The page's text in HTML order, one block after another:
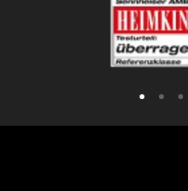
Original-Hörteile &